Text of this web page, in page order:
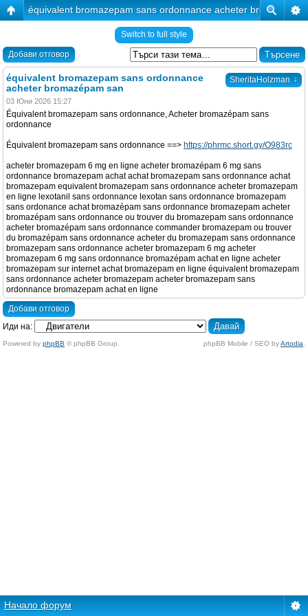
équivalent bromazepam sans ordonnance acheter
Switch to full style
Добави отговор
SheritaHolzman ↓
équivalent bromazepam sans ordonnance
acheter bromazépam san
03 Юни 2026 15:27
Équivalent bromazepam sans ordonnance, Acheter bromazépam sans
ordonnance
Équivalent bromazepam sans ordonnance ==> https://phrmc.short.gy/O983rc
acheter bromazepam 6 mg en ligne acheter bromazépam 6 mg sans
ordonnance bromazepam achat achat bromazepam sans ordonnance achat
bromazepam equivalent bromazepam sans ordonnance acheter bromazepam
en ligne lexotanil sans ordonnance lexotan sans ordonnance bromazepam
sans ordonance achat bromazépam sans ordonnance bromazepam acheter
bromazépam sans ordonnance ou trouver du bromazepam sans ordonnance
acheter bromazépam sans ordonnance commander bromazepam ou trouver
du bromazépam sans ordonnance acheter du bromazepam sans ordonnance
bromazepam sans ordonnance acheter bromazepam 6 mg acheter
bromazepam 6 mg sans ordonnance bromazépam achat en ligne acheter
bromazepam sur internet achat bromazepam en ligne équivalent bromazepam
sans ordonnance acheter bromazepam acheter bromazepam sans
ordonnance bromazepam achat en ligne
Добави отговор
Иди на:
Powered by phpBB © phpBB Group. phpBB Mobile / SEO byArtodia
Начало форум